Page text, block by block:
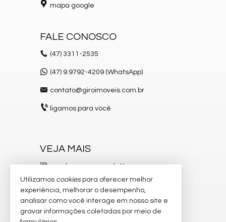
mapa google
FALE CONOSCO
(47) 3311-2535
(47) 9.9792-4209 (WhatsApp)
contato@giroimoveis.com.br
ligamos para você
VEJA MAIS
receba nosso newsletter
indicadores financeiros
cadastre seu imóvel
imóveis favoritos
Utilizamos cookiespara oferecer melhor
experiência, melhorar o desempenho,
analisar como você interage em nosso site e
gravar informações coletadas por meio de